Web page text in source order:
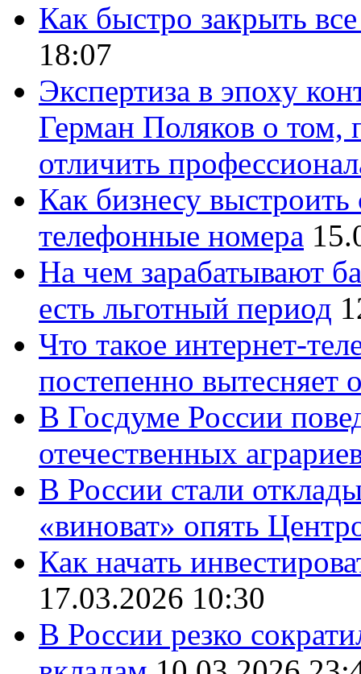
Как быстро закрыть
18:07
Экспертиза в эпоху
Герман Поляков о том,
отличить
Как бизнесу
телефонные номера
На чем зарабатывают
есть льготный период
Что такое интернет-
постепенно вытесняет
В Госдуме России
отечественных
В России стали
«виноват» опять
Как начать
17.03.2026 10:30
В России резко